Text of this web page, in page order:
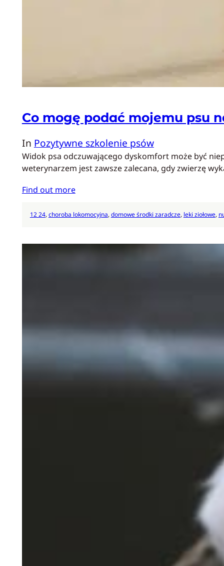
Co mogę podać mojemu psu
In Pozytywne szkolenie psów
Widok psa odczuwającego dyskomfort może być
weterynarzem jest zawsze zalecana, gdy zwierzę
Find out more
12 24, choroba lokomocyjna, domowe środki zaradcze, leki ziołowe,